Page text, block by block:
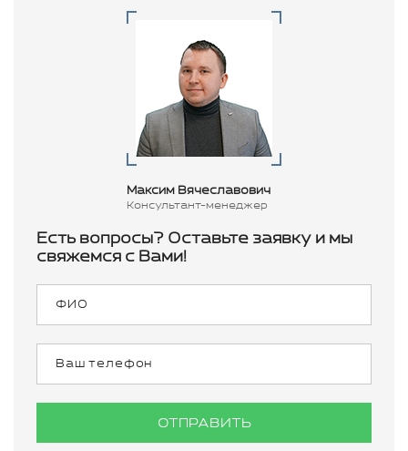
Максим Вячеславович
Консультант-менеджер
Есть вопросы? Оставьте заявку и мы
свяжемся с Вами!
ОТПРАВИТЬ